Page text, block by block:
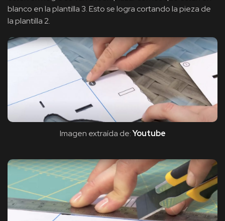
blanco en la plantilla 3. Esto se logra cortando la pieza de
la plantilla 2.
Imagen extraída de:Youtube